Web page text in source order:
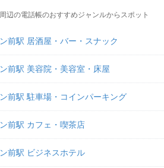
辺の電話帳のおすすめジャンルからスポット
前駅 居酒屋・バー・スナック
前駅 美容院・美容室・床屋
前駅 駐車場・コインパーキング
前駅 カフェ・喫茶店
前駅 ビジネスホテル